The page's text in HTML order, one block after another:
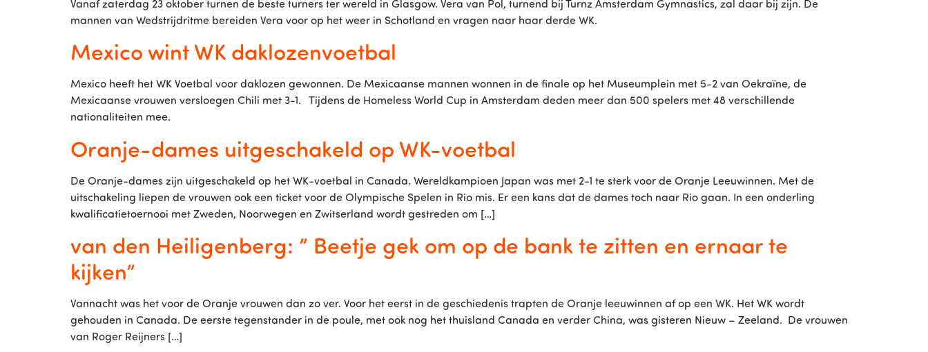
Vanaf zaterdag 23 oktober turnen de beste turners ter wereld in Glasgow. Vera van Pol, turnend bij Turnz Amsterdam Gymnastics, zal daar bij zijn. De
mannen van Wedstrijdritme bereiden Vera voor op het weer in Schotland en vragen naar haar derde WK.
Mexico wint WK daklozenvoetbal
Mexico heeft het WK Voetbal voor daklozen gewonnen. De Mexicaanse mannen wonnen in de finale op het Museumplein met 5-2 van Oekraïne, de
Mexicaanse vrouwen versloegen Chili met 3-1. Tijdens de Homeless World Cup in Amsterdam deden meer dan 500 spelers met 48 verschillende
nationaliteiten mee.
Oranje-dames uitgeschakeld op WK-voetbal
De Oranje-dames zijn uitgeschakeld op het WK-voetbal in Canada. Wereldkampioen Japan was met 2-1 te sterk voor de Oranje Leeuwinnen. Met de
uitschakeling liepen de vrouwen ook een ticket voor de Olympische Spelen in Rio mis. Er een kans dat de dames toch naar Rio gaan. In een onderling
kwalificatietoernooi met Zweden, Noorwegen en Zwitserland wordt gestreden om […]
van den Heiligenberg: ” Beetje gek om op de bank te zitten en ernaar te
kijken”
Vannacht was het voor de Oranje vrouwen dan zo ver. Voor het eerst in de geschiedenis trapten de Oranje leeuwinnen af op een WK. Het WK wordt
gehouden in Canada. De eerste tegenstander in de poule, met ook nog het thuisland Canada en verder China, was gisteren Nieuw – Zeeland. De vrouwen
van Roger Reijners […]